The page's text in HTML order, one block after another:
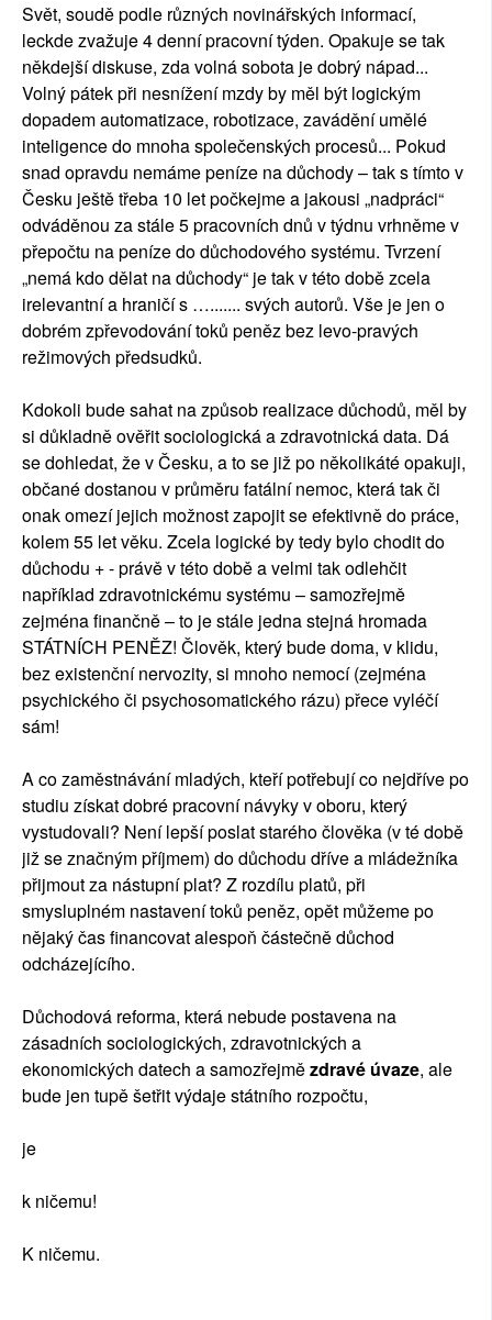
Svět, soudě podle různých novinářských informací,
leckde zvažuje 4 denní pracovní týden. Opakuje se tak
někdejší diskuse, zda volná sobota je dobrý nápad...
Volný pátek při nesnížení mzdy by měl být logickým
dopadem automatizace, robotizace, zavádění umělé
inteligence do mnoha společenských procesů... Pokud
snad opravdu nemáme peníze na důchody – tak s tímto v
Česku ještě třeba 10 let počkejme a jakousi „nadpráci“
odváděnou za stále 5 pracovních dnů v týdnu vrhněme v
přepočtu na peníze do důchodového systému. Tvrzení
„nemá kdo dělat na důchody“ je tak v této době zcela
irelevantní a hraničí s …....... svých autorů. Vše je jen o
dobrém zpřevodování toků peněz bez levo-pravých
režimových předsudků.
Kdokoli bude sahat na způsob realizace důchodů, měl by
si důkladně ověřit sociologická a zdravotnická data. Dá
se dohledat, že v Česku, a to se již po několikáté opakuji,
občané dostanou v průměru fatální nemoc, která tak či
onak omezí jejich možnost zapojit se efektivně do práce,
kolem 55 let věku. Zcela logické by tedy bylo chodit do
důchodu + - právě v této době a velmi tak odlehčit
například zdravotnickému systému – samozřejmě
zejména finančně – to je stále jedna stejná hromada
STÁTNÍCH PENĚZ! Člověk, který bude doma, v klidu,
bez existenční nervozity, si mnoho nemocí (zejména
psychického či psychosomatického rázu) přece vyléčí
sám!
A co zaměstnávání mladých, kteří potřebují co nejdříve po
studiu získat dobré pracovní návyky v oboru, který
vystudovali? Není lepší poslat starého člověka (v té době
již se značným příjmem) do důchodu dříve a mládežníka
přijmout za nástupní plat? Z rozdílu platů, při
smysluplném nastavení toků peněz, opět můžeme po
nějaký čas financovat alespoň částečně důchod
odcházejícího.
Důchodová reforma, která nebude postavena na
zásadních sociologických, zdravotnických a
ekonomických datech a samozřejmězdravé úvaze, ale
bude jen tupě šetřit výdaje státního rozpočtu,
je
k ničemu!
K ničemu.